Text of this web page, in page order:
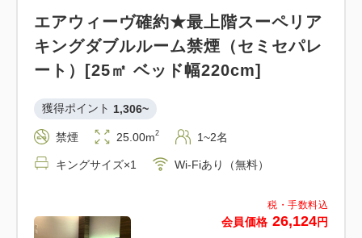
税・手数料込
会員価格 26,124円
エアウィーヴ確約★最上階スーペリア
キングダブルルーム禁煙（セミセパレ
ート）[25㎡ ベッド幅220cm]
獲得ポイント 1,306~
禁煙 25.00m2 1~2名
キングサイズ×1 Wi-Fiあり（無料）